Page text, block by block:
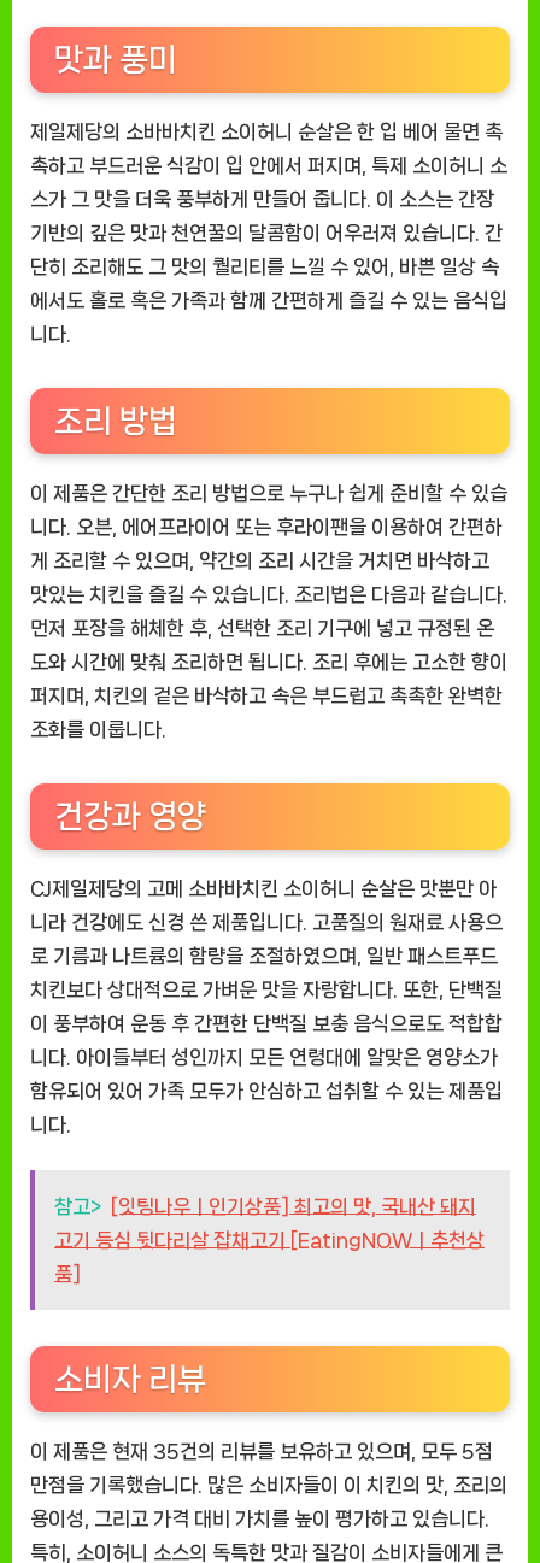
맛과 풍미
제일제당의 소바바치킨 소이허니 순살은 한 입 베어 물면 촉
촉하고 부드러운 식감이 입 안에서 퍼지며, 특제 소이허니 소
스가 그 맛을 더욱 풍부하게 만들어 줍니다. 이 소스는 간장
기반의 깊은 맛과 천연꿀의 달콤함이 어우러져 있습니다. 간
단히 조리해도 그 맛의 퀄리티를 느낄 수 있어, 바쁜 일상 속
에서도 홀로 혹은 가족과 함께 간편하게 즐길 수 있는 음식입
니다.
조리 방법
이 제품은 간단한 조리 방법으로 누구나 쉽게 준비할 수 있습
니다. 오븐, 에어프라이어 또는 후라이팬을 이용하여 간편하
게 조리할 수 있으며, 약간의 조리 시간을 거치면 바삭하고
맛있는 치킨을 즐길 수 있습니다. 조리법은 다음과 같습니다.
먼저 포장을 해체한 후, 선택한 조리 기구에 넣고 규정된 온
도와 시간에 맞춰 조리하면 됩니다. 조리 후에는 고소한 향이
퍼지며, 치킨의 겉은 바삭하고 속은 부드럽고 촉촉한 완벽한
조화를 이룹니다.
건강과 영양
CJ제일제당의 고메 소바바치킨 소이허니 순살은 맛뿐만 아
니라 건강에도 신경 쓴 제품입니다. 고품질의 원재료 사용으
로 기름과 나트륨의 함량을 조절하였으며, 일반 패스트푸드
치킨보다 상대적으로 가벼운 맛을 자랑합니다. 또한, 단백질
이 풍부하여 운동 후 간편한 단백질 보충 음식으로도 적합합
니다. 아이들부터 성인까지 모든 연령대에 알맞은 영양소가
함유되어 있어 가족 모두가 안심하고 섭취할 수 있는 제품입
니다.
참고> [잇팅나우ㅣ인기상품] 최고의 맛, 국내산 돼지
고기 등심 뒷다리살 잡채고기 [EatingNOWㅣ추천상
품]
소비자 리뷰
이 제품은 현재 35건의 리뷰를 보유하고 있으며, 모두 5점
만점을 기록했습니다. 많은 소비자들이 이 치킨의 맛, 조리의
용이성, 그리고 가격 대비 가치를 높이 평가하고 있습니다.
특히, 소이허니 소스의 독특한 맛과 질감이 소비자들에게 큰